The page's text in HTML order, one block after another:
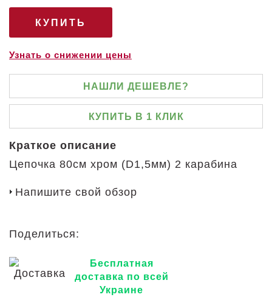
Узнать о снижении цены
НАШЛИ ДЕШЕВЛЕ?
КУПИТЬ В 1 КЛИК
Краткое описание
Цепочка 80см хром (D1,5мм) 2 карабина
Напишите свой обзор
Поделиться:
Бесплатная
доставка по всей
Украине